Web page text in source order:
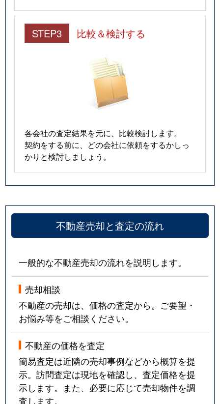
STEP3 比較＆検討する
各会社の査定結果を元に、比較検討します。
契約をする前に、どの会社に依頼をするかしっ
かりと検討しましょう。
不動産売却と査定の流れ
一般的な不動産売却の流れを説明します。
売却相談
不動産の売却は、価格の査定から。ご要望・
お悩み等をご相談ください。
不動産の価格を査定
簡易査定は近隣の売却事例などから概算を提
示。訪問査定は現地を確認し、査定価格を提
示します。また、必要に応じて売却物件を調
査します。